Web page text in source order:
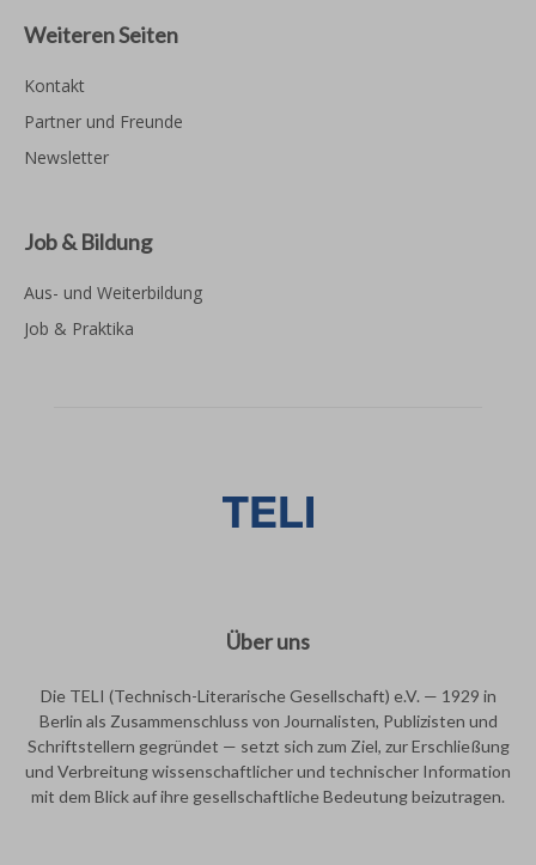
Weiteren Seiten
Kontakt
Partner und Freunde
Newsletter
Job & Bildung
Aus- und Weiterbildung
Job & Praktika
Über uns
Die TELI (Technisch-Literarische Gesellschaft) e.V. — 1929 in
Berlin als Zusammenschluss von Journalisten, Publizisten und
Schriftstellern gegründet — setzt sich zum Ziel, zur Erschließung
und Verbreitung wissenschaftlicher und technischer Information
mit dem Blick auf ihre gesellschaftliche Bedeutung beizutragen.